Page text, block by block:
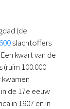
(de
slachtoffers
kwart van de
100.000
de 17e eeuw
in 1907 en in